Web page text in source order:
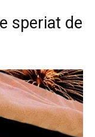
speriat de